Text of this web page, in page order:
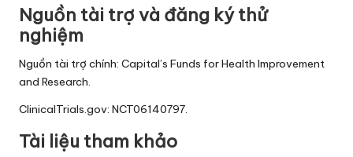
Nguồn tài trợ và đăng ký thử
nghiệm
Nguồn tài trợ chính: Capital’s Funds for Health Improvement
and Research.
ClinicalTrials.gov: NCT06140797.
Tài liệu tham khảo